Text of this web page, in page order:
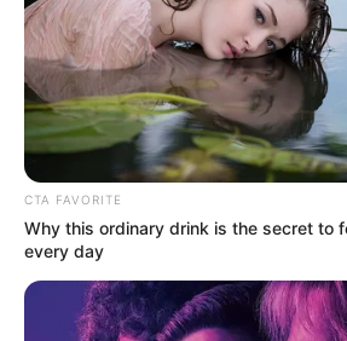
CTA FAVORITE
Why this ordinary drink is the secret to
every day